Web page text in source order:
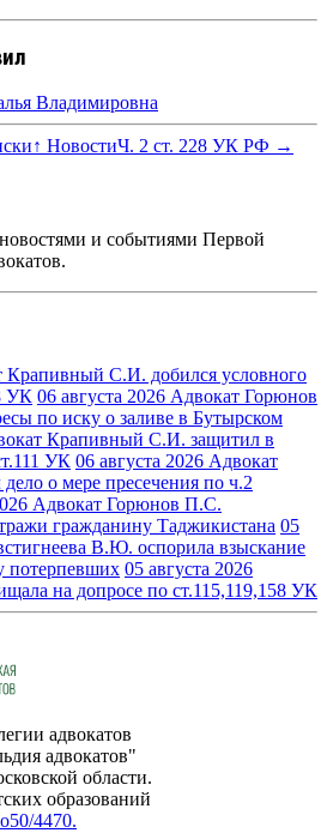
Владимировна
↑ НовостиЧ. 2 ст. 228 УК РФ →
и событиями Первой
Крапивный С.И. добился условного
УК 06 августа 2026 Адвокат Горюнов
по иску о заливе в Бутырском
Крапивный С.И. защитил в
УК 06 августа 2026 Адвокат
о мере пресечения по ч.2
Адвокат Горюнов П.С.
гражданину Таджикистана 05
В.Ю. оспорила взыскание
потерпевших 05 августа 2026
на допросе по ст.115,119,158 УК
адвокатов
адвокатов"
области.
образований
4470.